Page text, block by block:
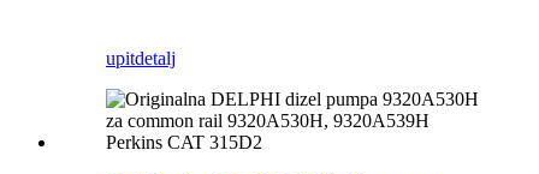
upitdetalj